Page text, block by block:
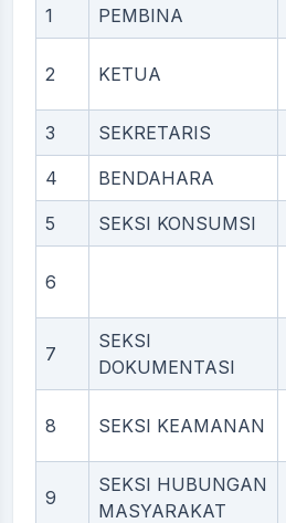
1 PEMBINA
2 KETUA
3 SEKRETARIS
4 BENDAHARA
5 SEKSI KONSUMSI
6
7
SEKSI
DOKUMENTASI
8 SEKSI KEAMANAN
9
SEKSI HUBUNGAN
MASYARAKAT